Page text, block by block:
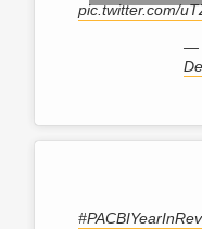
pic.twitter.com/
—